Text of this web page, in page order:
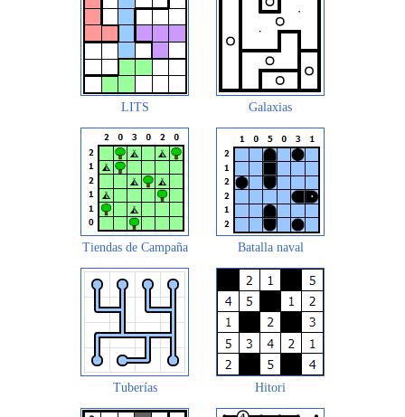
LITS Galaxias
Tiendas de Campaña Batalla naval
Tuberías Hitori